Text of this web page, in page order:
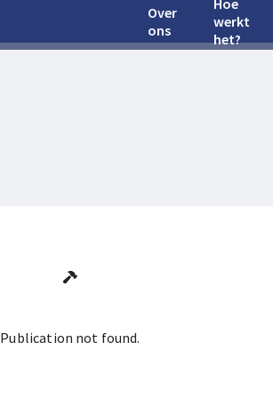
Over
ons
Hoe
werkt
het?
Publication not found.